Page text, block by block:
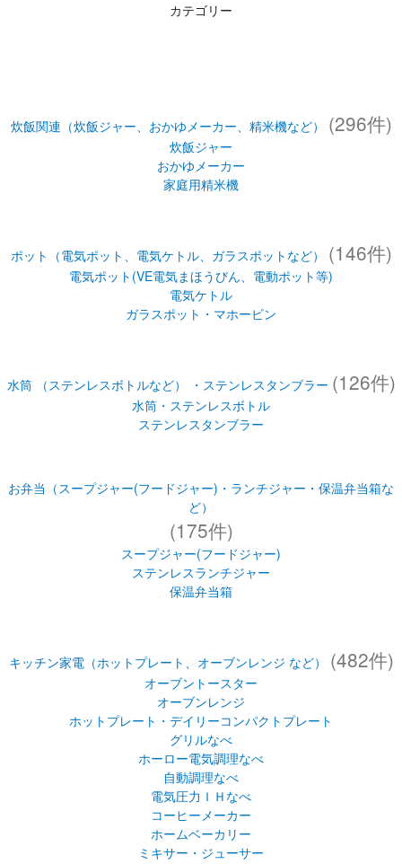
カテゴリー
炊飯ジャー
おかゆメーカー
家庭用精米機
ガラスポット・マホービン
水筒 （ステンレスボトルなど） ・ステンレスタンブラー
お弁当（スープジャー(フードジャー)・ランチジャー・保温弁当箱な
ど）
(175件)
保温弁当箱
キッチン家電（ホットプレート、オーブンレンジ など）
オーブントースター
オーブンレンジ
ホットプレート・デイリーコンパクトプレート
電気圧力ＩＨなべ
コーヒーメーカー
ホームベーカリー
ミキサー・ジューサー
マルチロースター・フィッシュロースター
もちつき機
ヨーグルトメーカー
食器乾燥器
食器洗い乾燥機
温泉たまご器
IH調理器